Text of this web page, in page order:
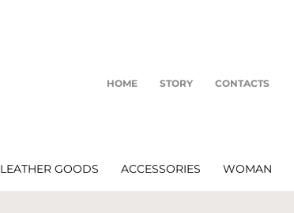
HOME STORY CONTACTS
LEATHER GOODS ACCESSORIES WOMAN